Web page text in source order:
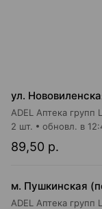
ADEL Аптека
89,50 р.
2 шт. обновл. в
ADEL Аптека